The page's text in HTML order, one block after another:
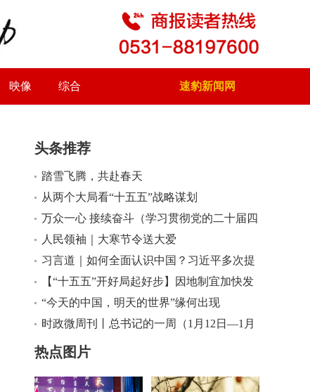
映像 综合 速豹新闻网
大
头条推荐
踏雪飞腾，共赴春天
从两个大局看“十五五”战略谋划
万众一心 接续奋斗（学习贯彻党的二十届四
中全会精神）
人民领袖｜大寒节令送大爱
习言道｜如何全面认识中国？习近平多次提
到这个寓言
【“十五五”开好局起好步】因地制宜加快发
展新质生产力
“今天的中国，明天的世界”缘何出现
时政微周刊丨总书记的一周（1月12日—1月
18日）
热点图片